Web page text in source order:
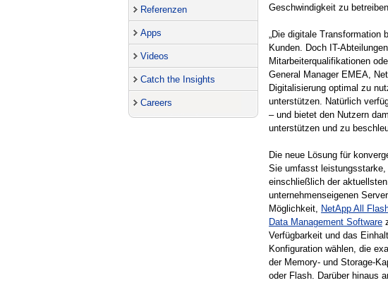
Referenzen
Apps
Videos
Catch the Insights
Careers
Geschwindigkeit zu
„Die digitale Transformation
Kunden. Doch IT-
Mitarbeiterqualifikationen
General Manager EMEA,
Digitalisierung optimal zu
unterstützen. Natürlich
– und bietet den Nutzern
unterstützen und zu
Die neue Lösung für
Sie umfasst leistungsstarke,
einschließlich der
unternehmenseigenen
Möglichkeit, NetApp All
Data Management Software
Verfügbarkeit und das
Konfiguration wählen, die
der Memory- und Storage-
oder Flash. Darüber hinaus